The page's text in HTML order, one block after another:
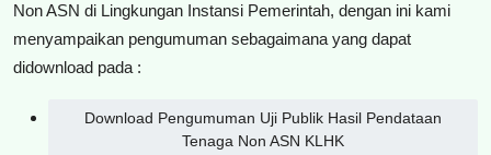
Non ASN di Lingkungan Instansi Pemerintah, dengan ini kami
menyampaikan pengumuman sebagaimana yang dapat
didownload pada :
Download Pengumuman Uji Publik Hasil Pendataan
Tenaga Non ASN KLHK